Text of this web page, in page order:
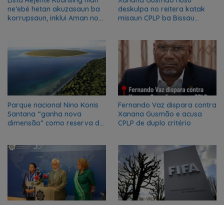
ne’ebé hetan akuzasaun ba
korrupsaun, inklui Aman no
deskulpa no reitera katak
misaun CPLP ba Bissau
Parque nacional Nino Konis
Santana “ganha nova
dimensão” como reserva da
Fernando Vaz dispara contra
Xanana Gusmão e acusa
CPLP de duplo critério